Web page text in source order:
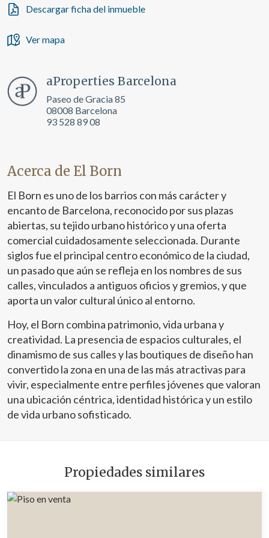
Descargar ficha del inmueble
Ver mapa
aProperties Barcelona
Paseo de Gracia 85
08008 Barcelona
93 528 89 08
Acerca de El Born
El Born es uno de los barrios con más carácter y
encanto de Barcelona, reconocido por sus plazas
abiertas, su tejido urbano histórico y una oferta
comercial cuidadosamente seleccionada. Durante
siglos fue el principal centro económico de la ciudad,
un pasado que aún se refleja en los nombres de sus
calles, vinculados a antiguos oficios y gremios, y que
aporta un valor cultural único al entorno.
Hoy, el Born combina patrimonio, vida urbana y
creatividad. La presencia de espacios culturales, el
dinamismo de sus calles y las boutiques de diseño han
convertido la zona en una de las más atractivas para
vivir, especialmente entre perfiles jóvenes que valoran
una ubicación céntrica, identidad histórica y un estilo
de vida urbano sofisticado.
Propiedades similares